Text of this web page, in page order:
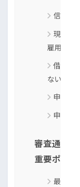
信用情
現在の
雇用形態
借入希
ない
申し込
申告内
審査通過の
重要ポイント
最重要